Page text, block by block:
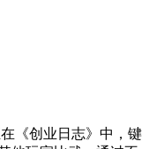
《创业日志》中，键